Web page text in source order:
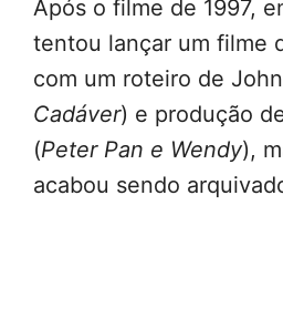
Após o filme de 1997,
tentou lançar um filme
com um roteiro de
Cadáver) e produção
(Peter Pan e Wendy),
acabou sendo